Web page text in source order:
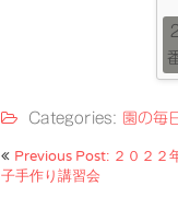
Categories: 園の毎
投
稿
Previous Post: ２０２
子手作り講習会